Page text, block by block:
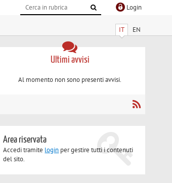
Login
IT EN
Ultimi avvisi
Al momento non sono presenti avvisi.
Area riservata
Accedi tramite login per gestire tutti i contenuti
del sito.